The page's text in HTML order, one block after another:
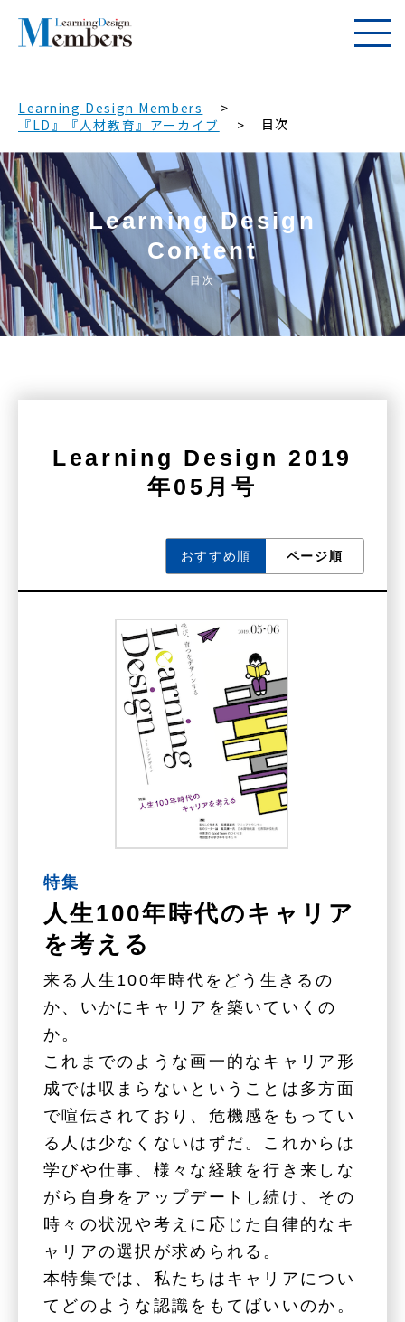
Learning Design Members
『LD』『人材教育』アーカイブ
目次
Learning Design
Content
目次
Learning Design 2019
年05月号
おすすめ順 ページ順
特集
人生100年時代のキャリア
を考える
来る人生100年時代をどう生きるの
か、いかにキャリアを築いていくの
か。
これまでのような画一的なキャリア形
成では収まらないということは多方面
で喧伝されており、危機感をもってい
る人は少なくないはずだ。これからは
学びや仕事、様々な経験を行き来しな
がら自身をアップデートし続け、その
時々の状況や考えに応じた自律的なキ
ャリアの選択が求められる。
本特集では、私たちはキャリアについ
てどのような認識をもてばいいのか。